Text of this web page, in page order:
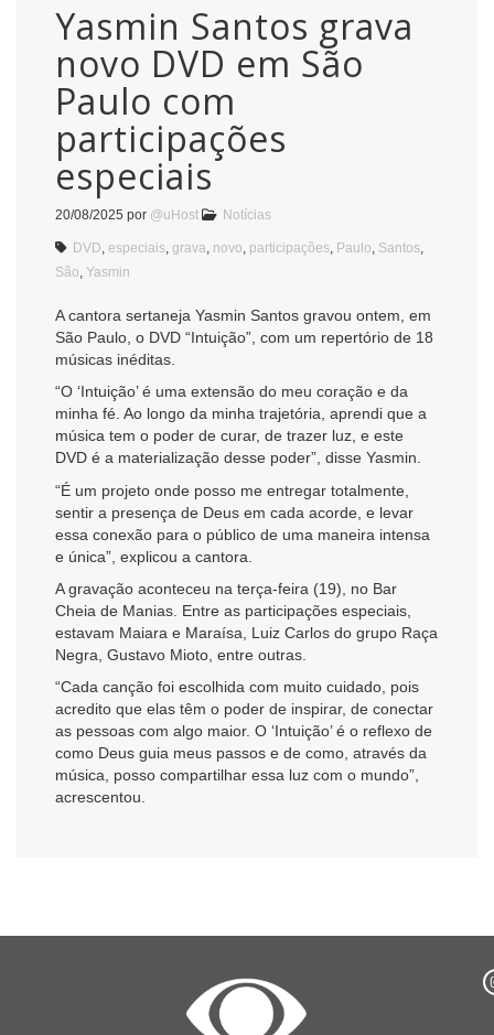
Yasmin Santos grava
novo DVD em São
Paulo com
participações
especiais
20/08/2025 por @uHost Notícias
DVD especiais grava novo participações Paulo Santos
São Yasmin
A cantora sertaneja Yasmin Santos gravou ontem, em
São Paulo, o DVD “Intuição”, com um repertório de 18
músicas inéditas.
“O ‘Intuição’ é uma extensão do meu coração e da
minha fé. Ao longo da minha trajetória, aprendi que a
música tem o poder de curar, de trazer luz, e este
DVD é a materialização desse poder”, disse Yasmin.
“É um projeto onde posso me entregar totalmente,
sentir a presença de Deus em cada acorde, e levar
essa conexão para o público de uma maneira intensa
e única”, explicou a cantora.
A gravação aconteceu na terça-feira (19), no Bar
Cheia de Manias. Entre as participações especiais,
estavam Maiara e Maraísa, Luiz Carlos do grupo Raça
Negra, Gustavo Mioto, entre outras.
“Cada canção foi escolhida com muito cuidado, pois
acredito que elas têm o poder de inspirar, de conectar
as pessoas com algo maior. O ‘Intuição’ é o reflexo de
como Deus guia meus passos e de como, através da
música, posso compartilhar essa luz com o mundo”,
acrescentou.